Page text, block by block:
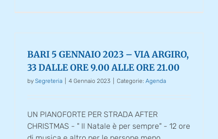
BARI 5 GENNAIO 2023 – VIA ARGIRO,
33 DALLE ORE 9.00 ALLE ORE 21.00
by Segreteria 4 Gennaio 2023 Categorie: Agenda
UN PIANOFORTE PER STRADA AFTER
CHRISTMAS - " Il Natale è per sempre" - 12 ore